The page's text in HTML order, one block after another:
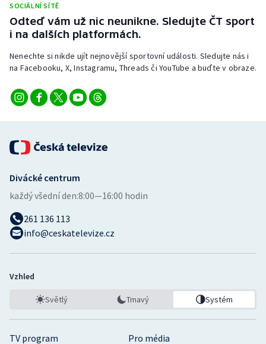
SOCIÁLNÍ SÍTĚ
Odteď vám už nic neunikne. Sledujte ČT sport
i na dalších platformách.
Nenechte si nikde ujít nejnovější sportovní události. Sledujte nás i
na Facebooku, X, Instagramu, Threads či YouTube a buďte v obraze.
TV program Pro média
Divácké centrum
každý všední den:8:00—16:00 hodin
261 136 113
info@ceskatelevize.cz
Vzhled
Světlý Tmavý Systém